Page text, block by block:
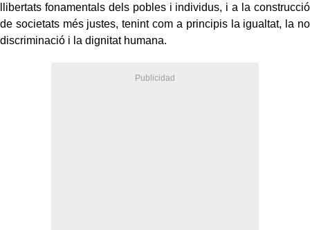
llibertats fonamentals dels pobles i individus, i a la construcció
de societats més justes, tenint com a principis la igualtat, la no
discriminació i la dignitat humana.